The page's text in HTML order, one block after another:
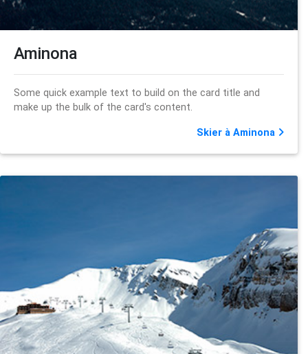
Aminona
Some quick example text to build on the card title and
make up the bulk of the card's content.
Skier à Aminona